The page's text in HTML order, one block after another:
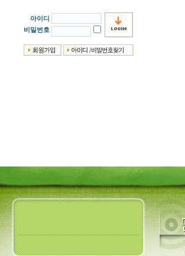
아이디
비밀번호